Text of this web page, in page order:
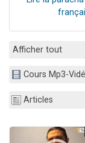
Afficher tout
Cours Mp3-
Articles